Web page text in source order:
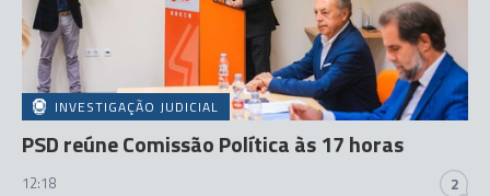
INVESTIGAÇÃO JUDICIAL
PSD reúne Comissão Política às 17 horas
12:18 2